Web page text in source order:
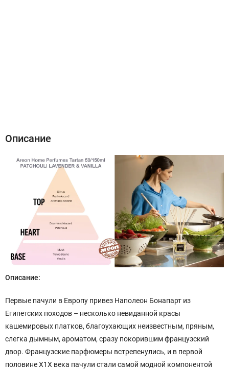
Описание
Описание:
Первые пачули в Европу привез Наполеон Бонапарт из
Египетских походов – несколько невиданной красы
кашемировых платков, благоухающих неизвестным, пряным,
слегка дымным, ароматом, сразу покорившим французский
двор. Французские парфюмеры встрепенулись, и в первой
половине Х1Х века пачули стали самой модной компонентой